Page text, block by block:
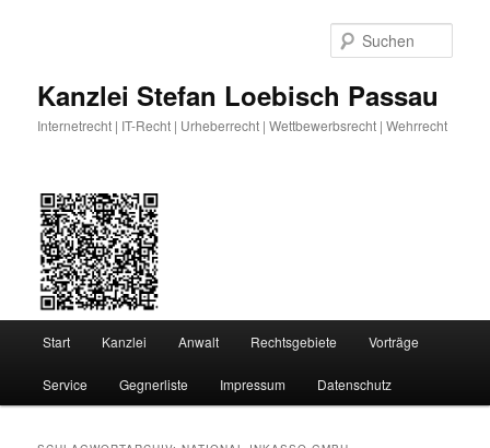
Kanzlei Stefan Loebisch Passau
Internetrecht | IT-Recht | Urheberrecht | Wettbewerbsrecht | Wehrrecht
Start Kanzlei Anwalt Rechtsgebiete Vorträge
Service Gegnerliste Impressum Datenschutz